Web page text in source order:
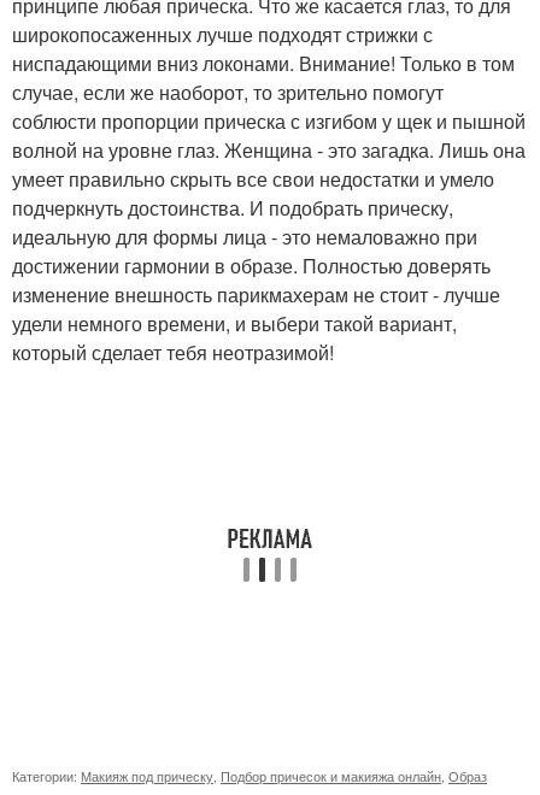
широкопосаженных лучше подходят стрижки с
ниспадающими вниз локонами. Внимание! Только в том
случае, если же наоборот, то зрительно помогут
соблюсти пропорции прическа с изгибом у щек и пышной
волной на уровне глаз. Женщина - это загадка. Лишь она
умеет правильно скрыть все свои недостатки и умело
подчеркнуть достоинства. И подобрать прическу,
идеальную для формы лица - это немаловажно при
достижении гармонии в образе. Полностью доверять
изменение внешность парикмахерам не стоит - лучше
удели немного времени, и выбери такой вариант,
который сделает тебя неотразимой!
Категории: Макияж под прическу Подбор причесок и макияжа онлайн Образ